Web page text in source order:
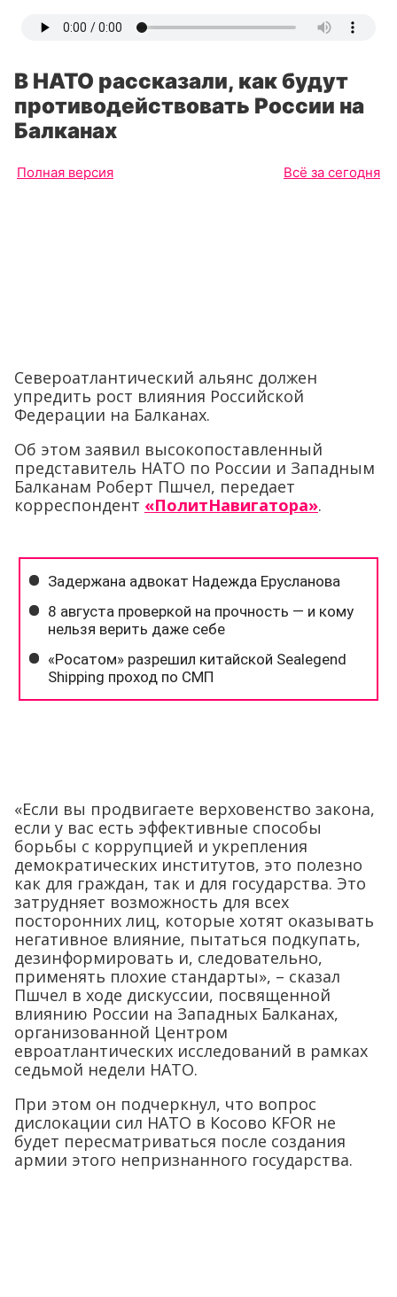
В НАТО рассказали, как будут
противодействовать России на
Балканах
Полная версия Всё за сегодня
Североатлантический альянс должен
упредить рост влияния Российской
Федерации на Балканах.
Об этом заявил высокопоставленный
представитель НАТО по России и Западным
Балканам Роберт Пшчел, передает
корреспондент «ПолитНавигатора».
«Если вы продвигаете верховенство закона,
если у вас есть эффективные способы
борьбы с коррупцией и укрепления
демократических институтов, это полезно
как для граждан, так и для государства. Это
затрудняет возможность для всех
посторонних лиц, которые хотят оказывать
негативное влияние, пытаться подкупать,
дезинформировать и, следовательно,
применять плохие стандарты», – сказал
Пшчел в ходе дискуссии, посвященной
влиянию России на Западных Балканах,
организованной Центром
евроатлантических исследований в рамках
седьмой недели НАТО.
При этом он подчеркнул, что вопрос
дислокации сил НАТО в Косово KFOR не
будет пересматриваться после создания
армии этого непризнанного государства.